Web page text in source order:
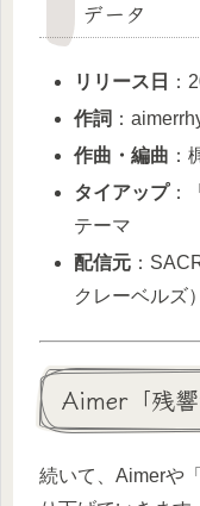
データ
リリース日
：
作詞 ：
作曲・編曲 ：
タイアップ：
テーマ
配信元 ：
クレーベルズ）
Aimer「残
続いて、Aimerや